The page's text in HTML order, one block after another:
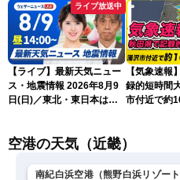
ライブ放送中
【ライブ】最新天気ニュー
ス・地震情報 2026年8月9
日(日)／東北・東日本は急
小川千奈／芳野達郎〉
【気象速報
録的短時間
市付近で約
空港の天気（近畿）
南紀白浜空港（熊野白浜リゾート